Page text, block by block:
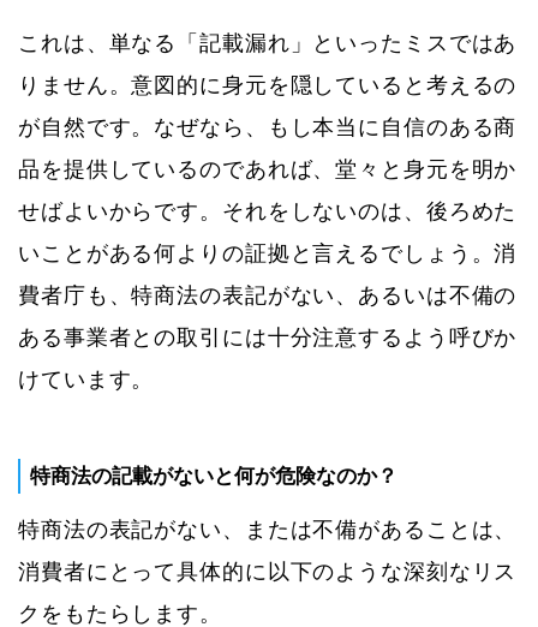
これは、単なる「記載漏れ」といったミスではあ
りません。意図的に身元を隠していると考えるの
が自然です。なぜなら、もし本当に自信のある商
品を提供しているのであれば、堂々と身元を明か
せばよいからです。それをしないのは、後ろめた
いことがある何よりの証拠と言えるでしょう。消
費者庁も、特商法の表記がない、あるいは不備の
ある事業者との取引には十分注意するよう呼びか
けています。
特商法の記載がないと何が危険なのか？
特商法の表記がない、または不備があることは、
消費者にとって具体的に以下のような深刻なリス
クをもたらします。